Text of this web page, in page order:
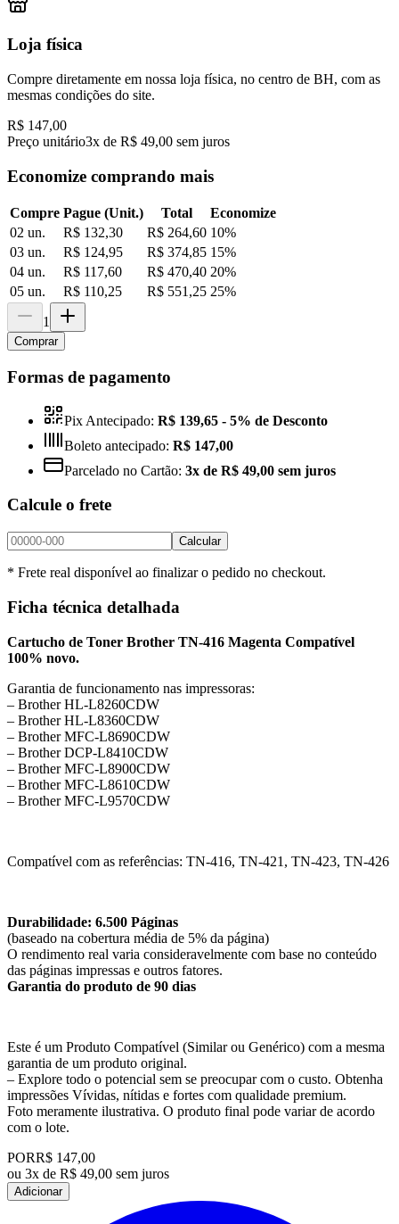
Loja física
Compre diretamente em nossa loja física, no centro de BH, com as
mesmas condições do site.
R$ 147,00
Preço unitário3x de R$ 49,00 sem juros
Economize comprando mais
Compre Pague (Unit.) Total
Economize
02 un.
R$ 132,30 R$ 264,60 10%
03 un.
R$ 124,95 R$ 374,85 15%
04 un.
R$ 117,60 R$ 470,40 20%
05 un.
R$ 110,25 R$ 551,25 25%
1
Comprar
Formas de pagamento
Pix Antecipado: R$ 139,65 - 5% de Desconto
Boleto antecipado: R$ 147,00
Parcelado no Cartão: 3x de R$ 49,00 sem juros
Calcule o frete
Calcular
* Frete real disponível ao finalizar o pedido no checkout.
Ficha técnica detalhada
Cartucho de Toner Brother TN-416 Magenta Compatível
100% novo.
Garantia de funcionamento nas impressoras:
– Brother HL-L8260CDW
– Brother HL-L8360CDW
– Brother MFC-L8690CDW
– Brother DCP-L8410CDW
– Brother MFC-L8900CDW
– Brother MFC-L8610CDW
– Brother MFC-L9570CDW
Compatível com as referências: TN-416, TN-421, TN-423, TN-426
Durabilidade: 6.500 Páginas
(baseado na cobertura média de 5% da página)
O rendimento real varia consideravelmente com base no conteúdo
das páginas impressas e outros fatores.
Garantia do produto de 90 dias
Este é um Produto Compatível (Similar ou Genérico) com a mesma
garantia de um produto original.
– Explore todo o potencial sem se preocupar com o custo. Obtenha
impressões Vívidas, nítidas e fortes com qualidade premium.
Foto meramente ilustrativa. O produto final pode variar de acordo
com o lote.
PORR$ 147,00
ou 3x de R$ 49,00 sem juros
Adicionar